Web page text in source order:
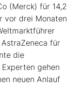
(Merck) für 14,2
vor drei Monaten
für
die
gehen
neuen Anlauf